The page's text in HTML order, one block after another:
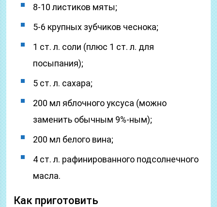
8-10 листиков мяты;
5-6 крупных зубчиков чеснока;
1 ст. л. соли (плюс 1 ст. л. для
посыпания);
5 ст. л. сахара;
200 мл яблочного уксуса (можно
заменить обычным 9%-ным);
200 мл белого вина;
4 ст. л. рафинированного подсолнечного
масла.
Как приготовить